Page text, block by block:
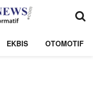
EKBIS OTOMOTIF